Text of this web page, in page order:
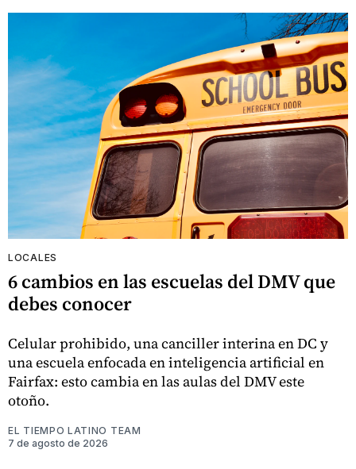
LOCALES
6 cambios en las escuelas del DMV que
debes conocer
Celular prohibido, una canciller interina en DC y
una escuela enfocada en inteligencia artificial en
Fairfax: esto cambia en las aulas del DMV este
otoño.
EL TIEMPO LATINO TEAM
7 de agosto de 2026